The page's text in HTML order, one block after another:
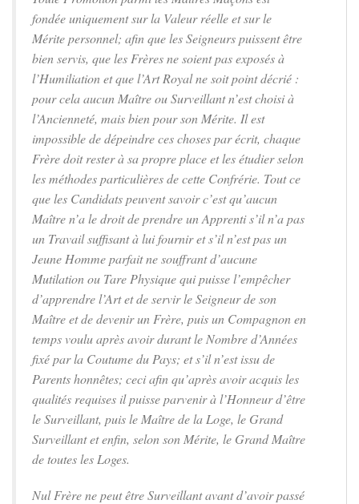
fondée uniquement sur la Valeur réelle et sur le
Mérite personnel; afin que les Seigneurs puissent être
bien servis, que les Frères ne soient pas exposés à
l’Humiliation et que l’Art Royal ne soit point décrié :
pour cela aucun Maître ou Surveillant n’est choisi à
l’Ancienneté, mais bien pour son Mérite. Il est
impossible de dépeindre ces choses par écrit, chaque
Frère doit rester à sa propre place et les étudier selon
les méthodes particulières de cette Confrérie. Tout ce
que les Candidats peuvent savoir c’est qu’aucun
Maître n’a le droit de prendre un Apprenti s’il n’a pas
un Travail suffisant à lui fournir et s’il n’est pas un
Jeune Homme parfait ne souffrant d’aucune
Mutilation ou Tare Physique qui puisse l’empêcher
d’apprendre l’Art et de servir le Seigneur de son
Maître et de devenir un Frère, puis un Compagnon en
temps voulu après avoir durant le Nombre d’Années
fixé par la Coutume du Pays; et s’il n’est issu de
Parents honnêtes; ceci afin qu’après avoir acquis les
qualités requises il puisse parvenir à l’Honneur d’être
le Surveillant, puis le Maître de la Loge, le Grand
Surveillant et enfin, selon son Mérite, le Grand Maître
de toutes les Loges.
Nul Frère ne peut être Surveillant avant d’avoir passé